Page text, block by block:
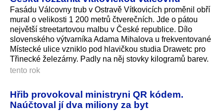
Fasádu Válcovny trub v Ostravě Vítkovicích proměnil obří
mural o velikosti 1 200 metrů čtverečních. Jde o pátou
největší streetartovou malbu v České republice. Dílo
slovenského výtvarníka Adama Mihalova u frekventované
Místecké ulice vzniklo pod hlavičkou studia Drawetc pro
Třinecké železárny. Padly na něj stovky kilogramů barev.
tento rok
Hřib provokoval ministryni QR kódem.
Naúčtoval jí dva miliony za byt